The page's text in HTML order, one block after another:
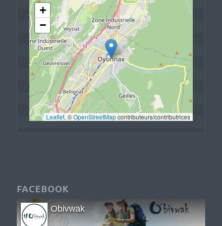
+
−
Leaflet, © OpenStreetMap contributeurs/contributrices
FACEBOOK
Obivwak